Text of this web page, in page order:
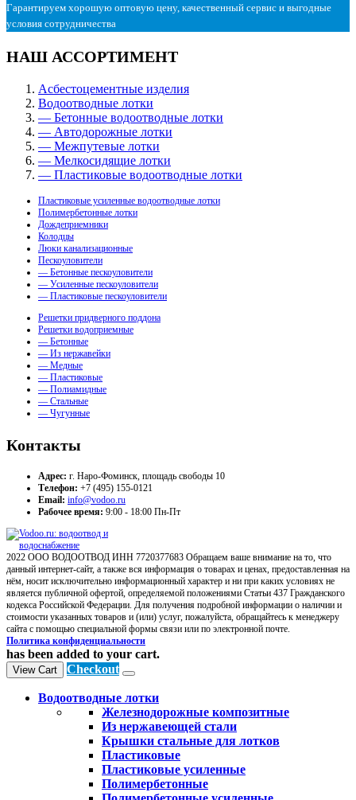
Гарантируем хорошую оптовую цену, качественный сервис и выгодные
условия сотрудничества
НАШ АССОРТИМЕНТ
Асбестоцементные изделия
Водоотводные лотки
— Бетонные водоотводные лотки
— Автодорожные лотки
— Межпутевые лотки
— Мелкосидящие лотки
— Пластиковые водоотводные лотки
Пластиковые усиленные водоотводные лотки
Полимербетонные лотки
Дождеприемники
Колодцы
Люки канализационные
Пескоуловители
— Бетонные пескоуловители
— Усиленные пескоуловители
— Пластиковые пескоуловители
Решетки придверного поддона
Решетки водоприемные
— Бетонные
— Из нержавейки
— Медные
— Пластиковые
— Полиамидные
— Стальные
— Чугунные
Контакты
Адрес: г. Наро-Фоминск, площадь свободы 10
Телефон: +7 (495) 155-0121
Email: info@vodoo.ru
Рабочее время: 9:00 - 18:00 Пн-Пт
2022 ООО ВОДООТВОД ИНН 7720377683 Обращаем ваше внимание на то, что
данный интернет-сайт, а также вся информация о товарах и ценах, предоставленная на
нём, носит исключительно информационный характер и ни при каких условиях не
является публичной офертой, определяемой положениями Статьи 437 Гражданского
кодекса Российской Федерации. Для получения подробной информации о наличии и
стоимости указанных товаров и (или) услуг, пожалуйста, обращайтесь к менеджеру
сайта с помощью специальной формы связи или по электронной почте.
Политика конфиденциальности
has been added to your cart.
View Cart Checkout
Водоотводные лотки
Железнодорожные композитные
Из нержавеющей стали
Крышки стальные для лотков
Пластиковые
Пластиковые усиленные
Полимербетонные